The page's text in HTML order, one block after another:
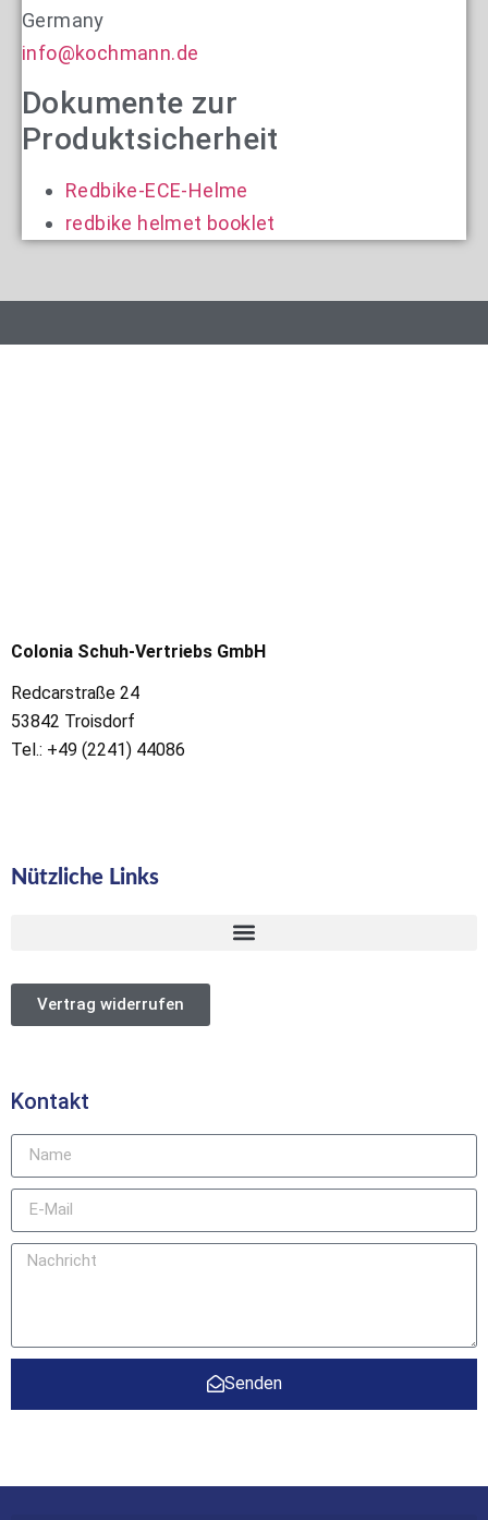
Germany
info@kochmann.de
Dokumente zur
Produktsicherheit
Redbike-ECE-Helme
redbike helmet booklet
Colonia Schuh-Vertriebs GmbH
Redcarstraße 24
53842 Troisdorf
Tel.: +49 (2241) 44086
Nützliche Links
Vertrag widerrufen
Kontakt
Senden